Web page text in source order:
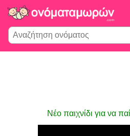
Νέο παιχνίδι για να